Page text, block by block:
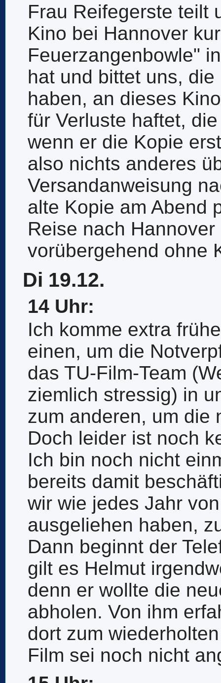
Frau Reifegerste teilt
Kino bei Hannover
Feuerzangenbowle"
hat und bittet uns,
haben, an dieses
für Verluste haftet,
wenn er die Kopie
also nichts anderes
Versandanweisung
alte Kopie am Abend
Reise nach
vorübergehend ohne
Di 19.12.
14 Uhr:
Ich komme extra
einen, um die
das TU-Film-Team
ziemlich stressig) in
zum anderen, um die
Doch leider ist noch
Ich bin noch nicht
bereits damit
wir wie jedes Jahr
ausgeliehen haben,
Dann beginnt der
gilt es Helmut
denn er wollte die
abholen. Von ihm
dort zum
Film sei noch nicht